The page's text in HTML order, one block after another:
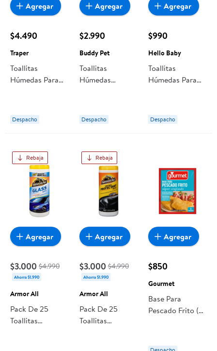
$4.490
Traper
Toallitas
Húmedas Para
Un Traper
Despacho
Agregar
$2.990
Buddy Pet
Toallitas
Húmedas
70 Un Buddy Pet
Despacho
Agregar
$990
Hello Baby
Toallitas
Húmedas Para
Despacho
Agregar
Rebaja
$3.000 $4.990
Ahorra $1.990
Armor All
Pack De 25
Toallitas
Agregar
Rebaja
$3.000 $4.990
Ahorra $1.990
Armor All
Pack De 25
Toallitas
Agregar
$850
Gourmet
Base Para
Pescado Frito (6
Gourmet
Agregar